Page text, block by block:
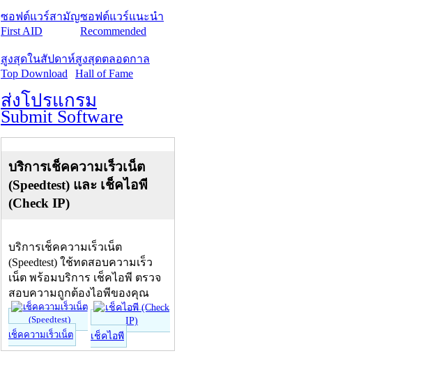
ซอฟต์แวร์สามัญ
First AID
ซอฟต์แวร์แนะนำ
Recommended
สูงสุดในสัปดาห์
Top Download
สูงสุดตลอดกาล
Hall of Fame
ส่งโปรแกรม
Submit Software
บริการเช็คความเร็วเน็ต
(Speedtest) และ เช็คไอพี
(Check IP)
บริการเช็คความเร็วเน็ต
(Speedtest) ใช้ทดสอบความเร็ว
เน็ต พร้อมบริการ เช็คไอพี ตรวจ
สอบความถูกต้องไอพีของคุณ
เช็คความเร็วเน็ต เช็คไอพี